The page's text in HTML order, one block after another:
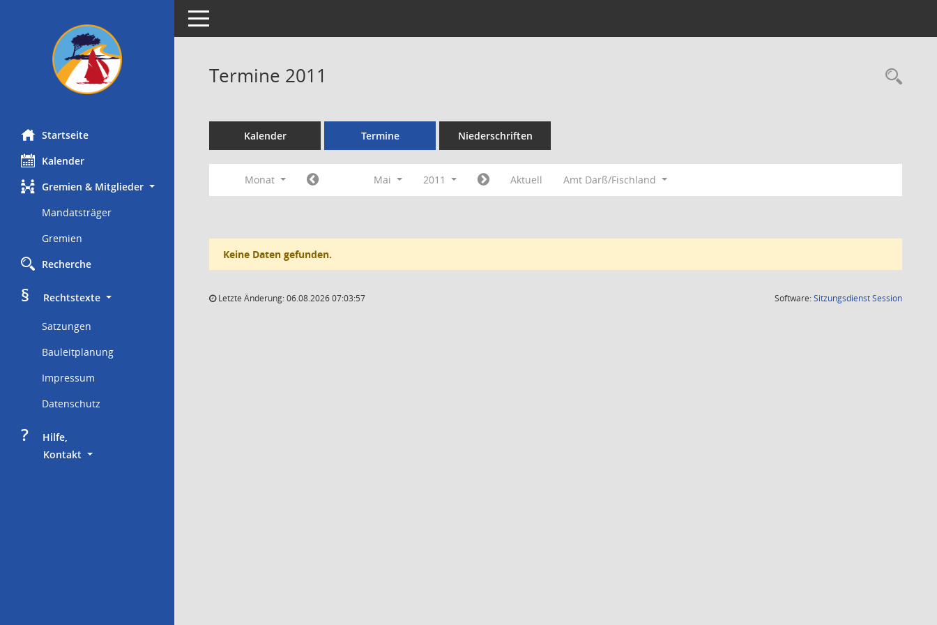
Startseite
Kalender
Gremien & Mitglieder
Mandatsträger
Gremien
Recherche
§
     Rechtstexte
Satzungen
Bauleitplanung
Impressum
Datenschutz
?
     Hilfe,
Kontakt
Toggle navigation
Termine 2011
Kalender Termine Niederschriften
Monat Mai 2011 Aktuell Amt Darß/Fischland
Keine Daten gefunden.
Letzte Änderung: 06.08.2026 07:03:57 Software:SitzungsdienstSession(Wird in